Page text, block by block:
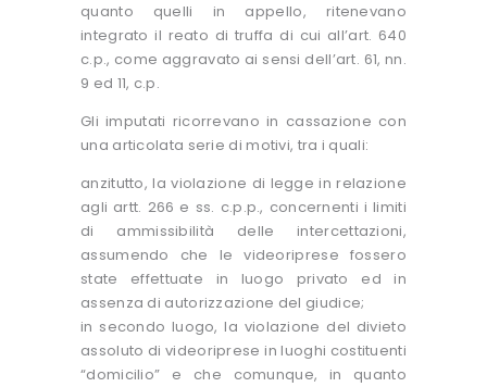
quanto quelli in appello, ritenevano
integrato il reato di truffa di cui all’art. 640
c.p., come aggravato ai sensi dell’art. 61, nn.
9 ed 11, c.p.
Gli imputati ricorrevano in cassazione con
una articolata serie di motivi, tra i quali:
anzitutto, la violazione di legge in relazione
agli artt. 266 e ss. c.p.p., concernenti i limiti
di ammissibilità delle intercettazioni,
assumendo che le videoriprese fossero
state effettuate in luogo privato ed in
assenza di autorizzazione del giudice;
in secondo luogo, la violazione del divieto
assoluto di videoriprese in luoghi costituenti
“domicilio” e che comunque, in quanto